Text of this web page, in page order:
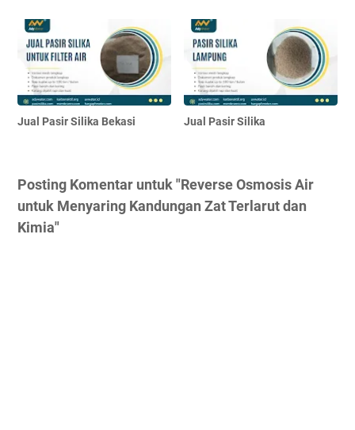
Jual Pasir Silika Bekasi Jual Pasir Silika
Posting Komentar untuk "Reverse Osmosis Air
untuk Menyaring Kandungan Zat Terlarut dan
Kimia"